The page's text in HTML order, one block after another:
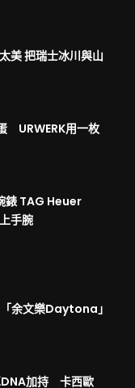
美 把瑞士冰川與山
URWERK用一枚
錶 TAG Heuer
手腕
余文樂Daytona」
DNA加持 卡西歐